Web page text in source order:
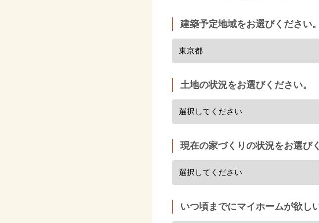
建築予定地域をお選びください。
土地の状況をお選びください。
現在の家づくりの状況をお選び
いつ頃までにマイホームが欲し